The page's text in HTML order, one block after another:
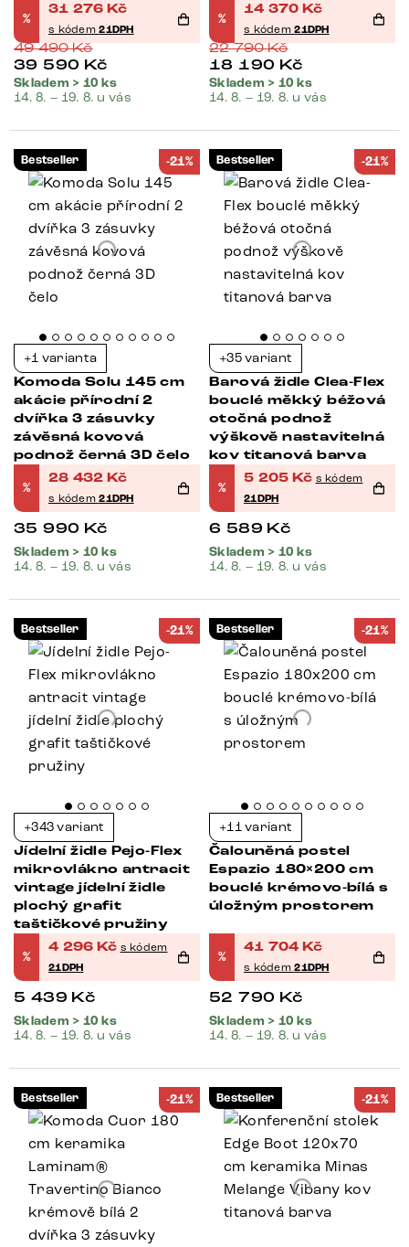
%
31 276 Kč
s kódem21DPH
49 490Kč
39 590 Kč
Skladem > 10 ks
14. 8. – 19. 8. u vás
%
14 370 Kč
s kódem21DPH
22 790Kč
18 190 Kč
Skladem > 10 ks
14. 8. – 19. 8. u vás
Bestseller -21%
+1 varianta
Komoda Solu 145 cm
akácie přírodní 2
dvířka 3 zásuvky
závěsná kovová
podnož černá 3D čelo
%
28 432 Kč
s kódem21DPH
35 990 Kč
Skladem > 10 ks
14. 8. – 19. 8. u vás
Bestseller -21%
+35 variant
Barová židle Clea-Flex
bouclé měkký béžová
otočná podnož
výškově nastavitelná
kov titanová barva
%
5 205 Kč s kódem
21DPH
6 589 Kč
Skladem > 10 ks
14. 8. – 19. 8. u vás
Bestseller -21%
+343 variant
Jídelní židle Pejo-Flex
mikrovlákno antracit
vintage jídelní židle
plochý grafit
taštičkové pružiny
%
4 296 Kč s kódem
21DPH
5 439 Kč
Skladem > 10 ks
14. 8. – 19. 8. u vás
Bestseller -21%
+11 variant
Čalouněná postel
Espazio 180×200 cm
bouclé krémovo-bílá s
úložným prostorem
%
41 704 Kč
s kódem21DPH
52 790 Kč
Skladem > 10 ks
14. 8. – 19. 8. u vás
Bestseller -21% Bestseller -21%